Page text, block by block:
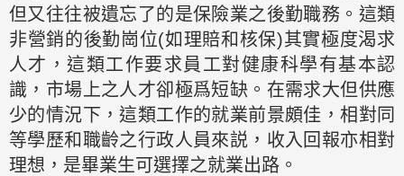
但又往往被遺忘了的是保險業之後勤職務。這類
非營銷的後勤崗位(如理賠和核保)其實極度渴求
人才，這類工作要求員工對健康科學有基本認
識，市場上之人才卻極爲短缺。在需求大但供應
少的情況下，這類工作的就業前景頗佳，相對同
等學歷和職齡之行政人員來説，收入回報亦相對
理想，是畢業生可選擇之就業出路。